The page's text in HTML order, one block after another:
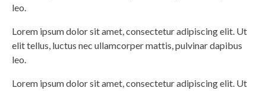
leo.
Lorem ipsum dolor sit amet, consectetur adipiscing elit. Ut
elit tellus, luctus nec ullamcorper mattis, pulvinar dapibus
leo.
Lorem ipsum dolor sit amet, consectetur adipiscing elit. Ut